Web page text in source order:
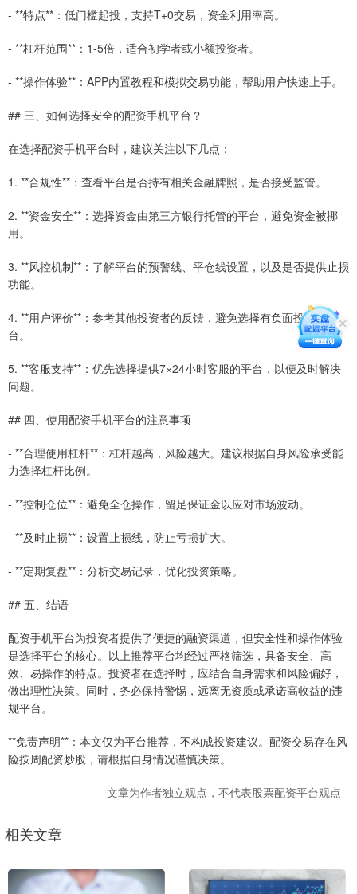
- **特点**：低门槛起投，支持T+0交易，资金利用率高。
- **杠杆范围**：1-5倍，适合初学者或小额投资者。
- **操作体验**：APP内置教程和模拟交易功能，帮助用户快速上手。
## 三、如何选择安全的配资手机平台？
在选择配资手机平台时，建议关注以下几点：
1. **合规性**：查看平台是否持有相关金融牌照，是否接受监管。
2. **资金安全**：选择资金由第三方银行托管的平台，避免资金被挪
用。
3. **风控机制**：了解平台的预警线、平仓线设置，以及是否提供止损
功能。
4. **用户评价**：参考其他投资者的反馈，避免选择有负面投诉的平
台。
5. **客服支持**：优先选择提供7×24小时客服的平台，以便及时解决
问题。
## 四、使用配资手机平台的注意事项
- **合理使用杠杆**：杠杆越高，风险越大。建议根据自身风险承受能
力选择杠杆比例。
- **控制仓位**：避免全仓操作，留足保证金以应对市场波动。
- **及时止损**：设置止损线，防止亏损扩大。
- **定期复盘**：分析交易记录，优化投资策略。
## 五、结语
配资手机平台为投资者提供了便捷的融资渠道，但安全性和操作体验
是选择平台的核心。以上推荐平台均经过严格筛选，具备安全、高
效、易操作的特点。投资者在选择时，应结合自身需求和风险偏好，
做出理性决策。同时，务必保持警惕，远离无资质或承诺高收益的违
规平台。
**免责声明**：本文仅为平台推荐，不构成投资建议。配资交易存在风
险按周配资炒股，请根据自身情况谨慎决策。
文章为作者独立观点，不代表股票配资平台观点
相关文章